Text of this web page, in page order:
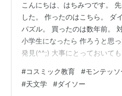
こんにちは、はちみつです。
した。 作ったのはこちら。 ダ
パズル。 買ったのは数年前。
小学生になったら 作ろうと思
発見(^^;) 大事にとっておいて
せます。 箱の裏に作り方が 書
分は子どもにお任せ。 太陽や
#コスミック教育 #モンテッ
#天文学 #ダイソー